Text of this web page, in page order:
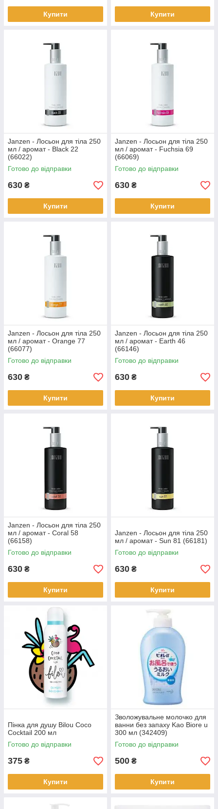
Купити Купити
Janzen - Лосьон для тіла 250
мл / аромат - Black 22
(66022)
Готово до відправки
630 ₴
Купити
Janzen - Лосьон для тіла 250
мл / аромат - Fuchsia 69
(66069)
Готово до відправки
630 ₴
Купити
Janzen - Лосьон для тіла 250
мл / аромат - Orange 77
(66077)
Готово до відправки
630 ₴
Купити
Janzen - Лосьон для тіла 250
мл / аромат - Earth 46
(66146)
Готово до відправки
630 ₴
Купити
Janzen - Лосьон для тіла 250
мл / аромат - Coral 58
(66158)
Готово до відправки
630 ₴
Купити
Janzen - Лосьон для тіла 250
мл / аромат - Sun 81 (66181)
Готово до відправки
630 ₴
Купити
Пінка для душу Bilou Coco
Cocktail 200 мл
Готово до відправки
375 ₴
Купити
Зволожувальне молочко для
ванни без запаху Kao Biore u
300 мл (342409)
Готово до відправки
500 ₴
Купити